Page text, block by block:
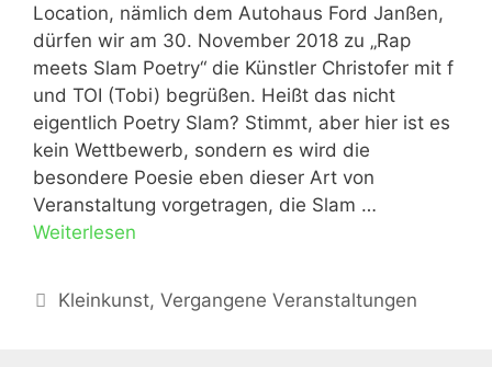
Location, nämlich dem Autohaus Ford Janßen,
dürfen wir am 30. November 2018 zu „Rap
meets Slam Poetry“ die Künstler Christofer mit f
und TOI (Tobi) begrüßen. Heißt das nicht
eigentlich Poetry Slam? Stimmt, aber hier ist es
kein Wettbewerb, sondern es wird die
besondere Poesie eben dieser Art von
Veranstaltung vorgetragen, die Slam …
Weiterlesen
Kategorien
Kleinkunst,Vergangene Veranstaltungen